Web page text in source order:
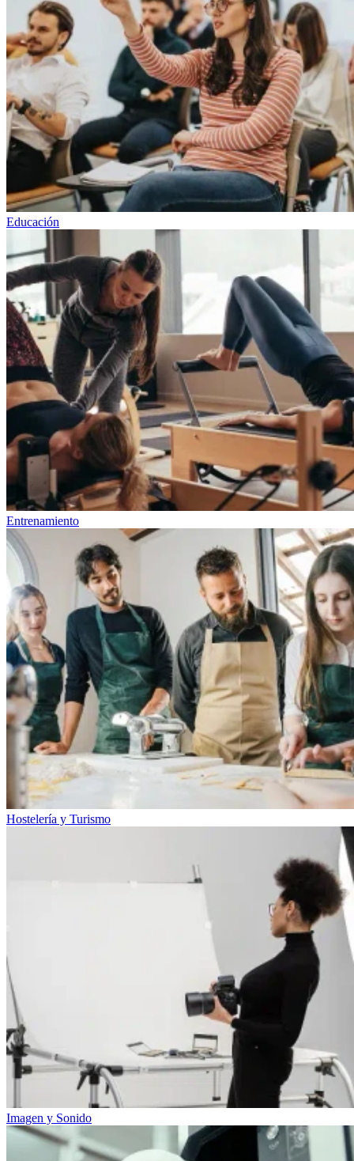
Educación
Entrenamiento
Hostelería y Turismo
Imagen y Sonido